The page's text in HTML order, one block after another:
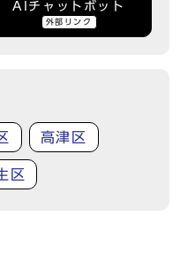
AIチャットボット
外部リンク
高津区
区